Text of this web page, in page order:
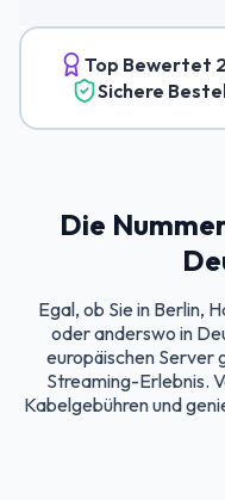
Top Bewertet
Sichere
Die
Egal, ob Sie in Berlin,
oder anderswo in
europäischen Server
Streaming-Erlebnis.
Kabelgebühren und